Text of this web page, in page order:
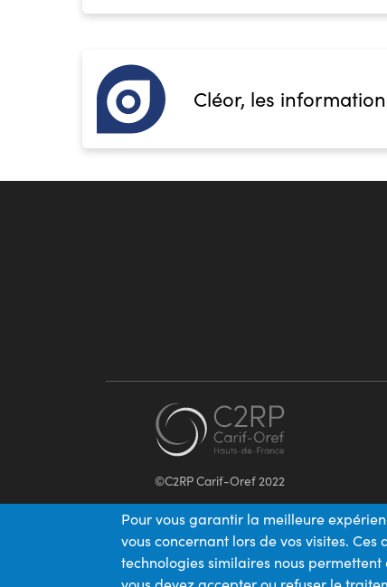
Cléor, les
©C2RP Carif-Oref 2022
Pour vous garantir la meilleure
vous concernant lors de vos visites. Ces
technologies similaires nous